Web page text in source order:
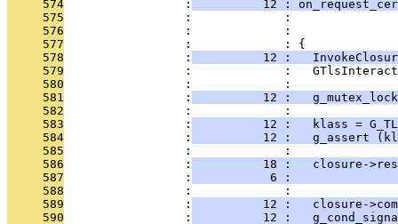
     574
                 :
12 :
     575
:             :
     576
:             :
     577
                 :             : {
     578
                 :
12 :
     579
:             :
     580
                 :             :
     581
                 :
12 :
     582
                 :             :
     583
                 :
12 :   klass =
     584
                 :
12 :   g_assert
     585
                 :             :
     586
                 :
18 :   closure-
     587
                 :
6 :
     588
                 :             :
     589
                 :
12 :   closure-
     590
                 :
12 :